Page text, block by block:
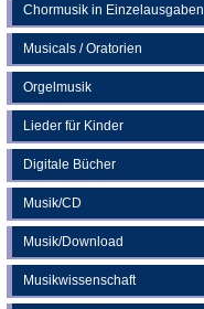
Chormusik in Einzelausgaben
Musicals / Oratorien
Orgelmusik
Lieder für Kinder
Digitale Bücher
Musik/CD
Musik/Download
Musikwissenschaft